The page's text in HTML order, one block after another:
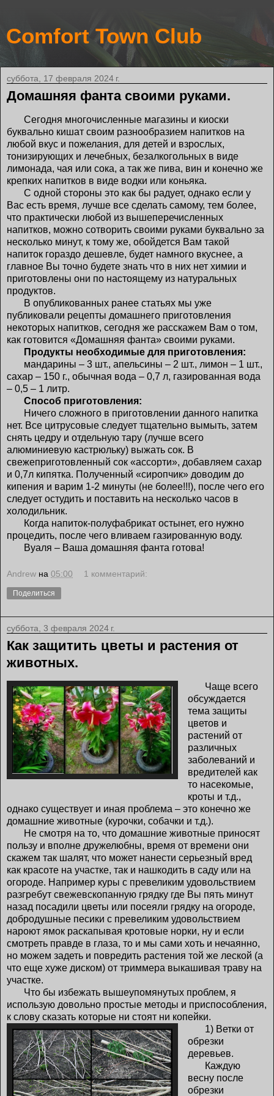
Comfort Town Club
суббота, 17 февраля 2024 г.
Домашняя фанта своими руками.
Сегодня многочисленные магазины и киоски
буквально кишат своим разнообразием напитков на
любой вкус и пожелания, для детей и взрослых,
тонизирующих и лечебных, безалкогольных в виде
лимонада, чая или сока, а так же пива, вин и конечно же
крепких напитков в виде водки или коньяка.
С одной стороны это как бы радует, однако если у
Вас есть время, лучше все сделать самому, тем более,
что практически любой из вышеперечисленных
напитков, можно сотворить своими руками буквально за
несколько минут, к тому же, обойдется Вам такой
напиток гораздо дешевле, будет намного вкуснее, а
главное Вы точно будете знать что в них нет химии и
приготовлены они по настоящему из натуральных
продуктов.
В опубликованных ранее статьях мы уже
публиковали рецепты домашнего приготовления
некоторых напитков, сегодня же расскажем Вам о том,
как готовится «Домашняя фанта» своими руками.
Продукты необходимые для приготовления:
мандарины – 3 шт., апельсины – 2 шт., лимон – 1 шт.,
сахар – 150 г., обычная вода – 0,7 л, газированная вода
– 0,5 – 1 литр.
Способ приготовления:
Ничего сложного в приготовлении данного напитка
нет. Все цитрусовые следует тщательно вымыть, затем
снять цедру и отдельную тару (лучше всего
алюминиевую кастрюльку) выжать сок. В
свежеприготовленный сок «ассорти», добавляем сахар
и 0,7л кипятка. Полученный «сиропчик» доводим до
кипения и варим 1-2 минуты (не более!!!), после чего его
следует остудить и поставить на несколько часов в
холодильник.
Когда напиток-полуфабрикат остынет, его нужно
процедить, после чего вливаем газированную воду.
Вуаля – Ваша домашняя фанта готова!
Andrew на 05:00 1 комментарий:
Поделиться
суббота, 3 февраля 2024 г.
Как защитить цветы и растения от
животных.
Чаще всего
обсуждается
тема защиты
цветов и
растений от
различных
заболеваний и
вредителей как
то насекомые,
кроты и т.д.,
однако существует и иная проблема – это конечно же
домашние животные (курочки, собачки и т.д.).
Не смотря на то, что домашние животные приносят
пользу и вполне дружелюбны, время от времени они
скажем так шалят, что может нанести серьезный вред
как красоте на участке, так и нашкодить в саду или на
огороде. Например куры с превеликим удовольствием
разгребут свежевскопанную грядку где Вы пять минут
назад посадили цветы или посеяли грядку на огороде,
добродушные песики с превеликим удовольствием
нароют ямок раскапывая кротовые норки, ну и если
смотреть правде в глаза, то и мы сами хоть и нечаянно,
но можем задеть и повредить растения той же леской (а
что еще хуже диском) от триммера выкашивая траву на
участке.
Что бы избежать вышеупомянутых проблем, я
использую довольно простые методы и приспособления,
к слову сказать которые ни стоят ни копейки.
1) Ветки от
обрезки
деревьев.
Каждую
весну после
обрезки